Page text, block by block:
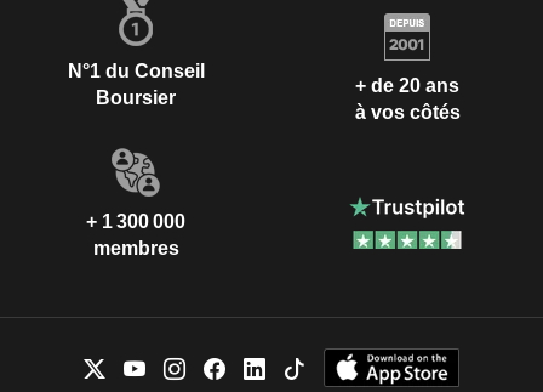
N°1 du Conseil
Boursier
+ de 20 ans
à vos côtés
+ 1 300 000
membres